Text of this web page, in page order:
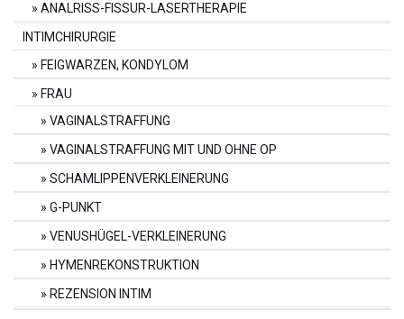
ANALRISS-FISSUR-LASERTHERAPIE
INTIMCHIRURGIE
FEIGWARZEN, KONDYLOM
FRAU
VAGINALSTRAFFUNG
VAGINALSTRAFFUNG MIT UND OHNE OP
SCHAMLIPPENVERKLEINERUNG
G-PUNKT
VENUSHÜGEL-VERKLEINERUNG
HYMENREKONSTRUKTION
REZENSION INTIM